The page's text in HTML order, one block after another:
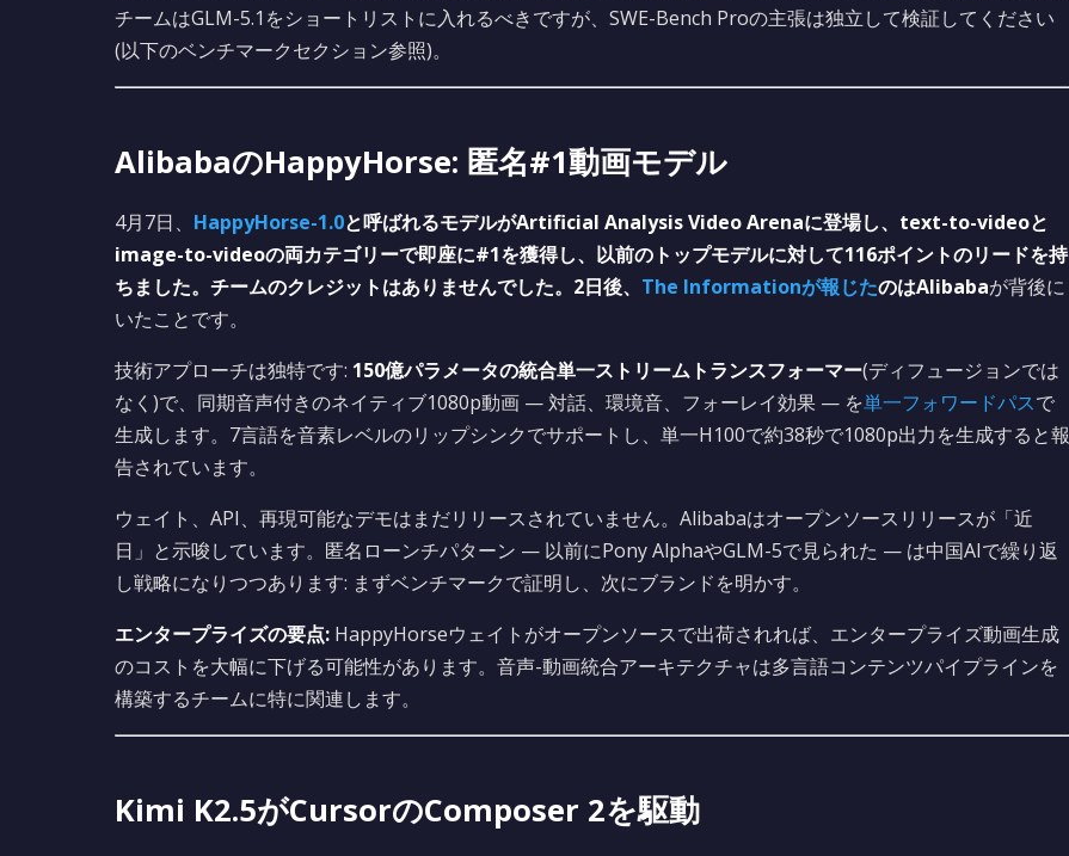
チームはGLM-5.1をショートリストに入れるべきですが、SWE-Bench Proの主張は独立して検証してください
(以下のベンチマークセクション参照)。
AlibabaのHappyHorse: 匿名#1動画モデル
4月7日、 HappyHorse-1.0と呼ばれるモデルがArtificial Analysis Video Arenaに登場し、text-to-videoと
image-to-videoの両カテゴリーで即座に#1を獲得し、以前のトップモデルに対して116ポイントのリードを持
ちました。チームのクレジットはありませんでした。2日後、 The Informationが報じたのはAlibabaが背後に
いたことです。
技術アプローチは独特です: 150億パラメータの統合単一ストリームトランスフォーマー(ディフュージョンでは
なく)で、同期音声付きのネイティブ1080p動画 — 対話、環境音、フォーレイ効果 — を単一フォワードパスで
生成します。7言語を音素レベルのリップシンクでサポートし、単一H100で約38秒で1080p出力を生成すると報
告されています。
ウェイト、API、再現可能なデモはまだリリースされていません。Alibabaはオープンソースリリースが「近
日」と示唆しています。匿名ローンチパターン — 以前にPony AlphaやGLM-5で見られた — は中国AIで繰り返
し戦略になりつつあります: まずベンチマークで証明し、次にブランドを明かす。
エンタープライズの要点: HappyHorseウェイトがオープンソースで出荷されれば、エンタープライズ動画生成
のコストを大幅に下げる可能性があります。音声-動画統合アーキテクチャは多言語コンテンツパイプラインを
構築するチームに特に関連します。
Kimi K2.5がCursorのComposer 2を駆動